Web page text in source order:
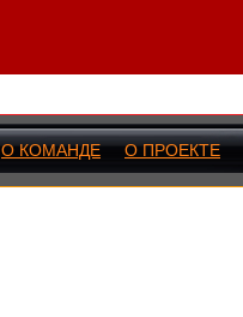
О КОМАНДЕ О ПРОЕКТЕ